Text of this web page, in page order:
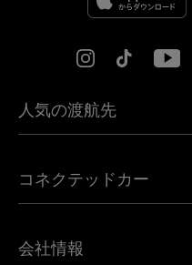
人気の渡航先
ヨーロッパ向けeSIM
カナダ向けeSIM
コネクテッドカー
Land Rover向けUbigi
会社情報